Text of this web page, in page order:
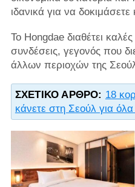
ιδανικά για να
Το Hongdae διαθέτει
συνδέσεις, γεγονός που
άλλων περιοχών της
ΣΧΕΤΙΚΌ ΆΡΘΡΟ: 18
κάνετε στη Σεούλ για